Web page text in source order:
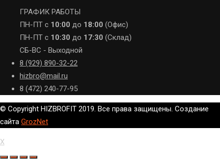
ГРАФИК РАБОТЫ
ПН-ПТ с 10:00 до 18:00 (Офис)
ПН-ПТ с 10:30 до 17:30 (Склад)
СБ-ВС - Выходной
8 (929) 890-32-22
hizbro@mail.ru
8 (472) 240-77-95
© Copyright HIZBROFIT 2019. Все права защищены. Создание
сайта GrozNet
X